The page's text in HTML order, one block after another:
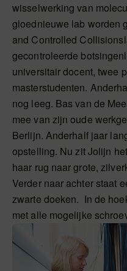
wisselwerking van
gloednieuwe lab worden
and Controlled
gecontroleerde
universitair docent, twee
masterstudenten.
nog leeg. Bas van de
mee van zijn oude
Berlijn. Anderhalf jaar
opstelling. Nu zit Jolijn
haar rug naar grote,
Verder naar achter staat
zwarte doeken. In de
met alle mogelijke